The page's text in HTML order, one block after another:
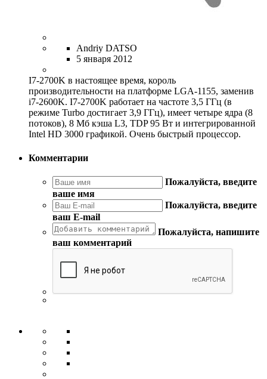
Andriy DATSO
5 января 2012
I7-2700K в настоящее время, король
производительности на платформе LGA-1155, заменив
i7-2600K. I7-2700K работает на частоте 3,5 ГГц (в
режиме Turbo достигает 3,9 ГГц), имеет четыре ядра (8
потоков), 8 Мб кэша L3, TDP 95 Вт и интегрированной
Intel HD 3000 графикой. Очень быстрый процессор.
Комментарии
Пожалуйста, введите
ваше имя
Пожалуйста, введите
ваш E-mail
Пожалуйста, напишите
ваш комментарий